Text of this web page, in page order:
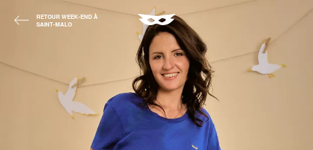
RETOUR WEEK-END À
SAINT-MALO